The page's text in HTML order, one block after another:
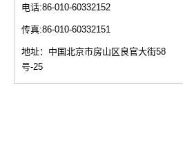
电话:86-010-60332152
传真:86-010-60332151
地址：中国北京市房山区良官大街58
号-25